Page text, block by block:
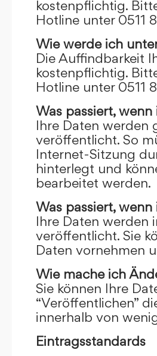
kostenpflichtig.
Hotline unter 0511
Wie werde ich
Die Auffindbarkeit
kostenpflichtig.
Hotline unter 0511
Was passiert,
Ihre Daten werden
veröffentlicht. So
Internet-Sitzung
hinterlegt und
bearbeitet werden.
Was passiert,
Ihre Daten werden
veröffentlicht. Sie
Daten vornehmen
Wie mache ich
Sie können Ihre
“Veröffentlichen”
innerhalb von
Eintragsstandards